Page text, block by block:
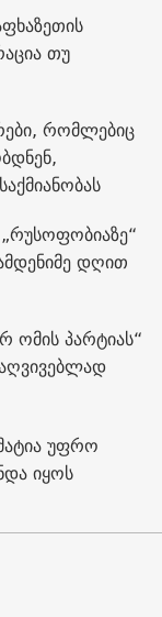
თუ
რომლებიც
დღით
პარტიას“
უფრო
იყოს